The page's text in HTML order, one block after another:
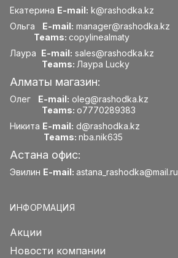
Екатерина E-mail: k@rashodka.kz
Ольга E-mail: manager@rashodka.kz
Teams: copylinealmaty
Лаура E-mail: sales@rashodka.kz
Teams: Лаура Lucky
Алматы магазин:
Олег E-mail: oleg@rashodka.kz
Teams: o7770289383
Никита E-mail: d@rashodka.kz
Teams: nba.nik635
Астана офис:
Эвилин E-mail: astana_rashodka@mail.ru
ИНФОРМАЦИЯ
Акции
Новости компании